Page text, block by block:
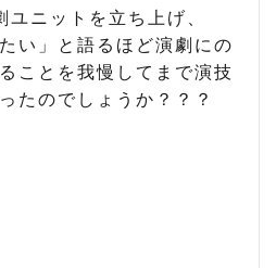
ニットを立ち上げ、
い」と語るほど演劇にの
ことを我慢してまで演技
たのでしょうか？？？